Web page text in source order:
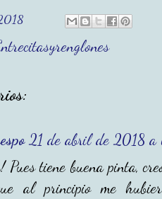
21 de abril de 2018 a
Pues tiene buena pinta,
al principio me